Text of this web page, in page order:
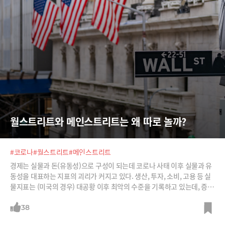
월스트리트와 메인스트리트는 왜 따로 놀까?
#코로나#월스트리트#메인스트리트
경제는 실물과 돈(유동성)으로 구성이 되는데 코로나 사태 이후 실물과 유
동성을 대표하는 지표의 괴리가 커지고 있다. 생산, 투자, 소비, 고용 등 실
물지표는 (미국의 경우) 대공황 이후 최악의 수준을 기록하고 있는데, 증시
4.7%(3월 4.4%)로 한 달 만에 2,050만 명이 일자리를 잃었다고 발표됐을
38